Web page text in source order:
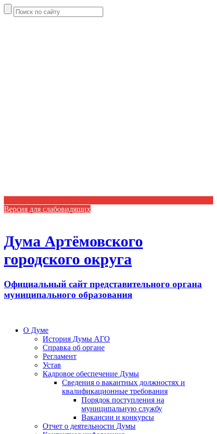
Версия для слабовидящих
Дума Артёмовского
городского округа
Официальный сайт представительного органа
муниципального образования
О Думе
История Думы АГО
Справка об органе
Регламент
Устав
Кадровое обеспечение Думы
Сведения о вакантных должностях и
квалификационные требования
Порядок поступления на
муниципальную службу
Вакансии и конкурсы
Отчет о деятельности Думы